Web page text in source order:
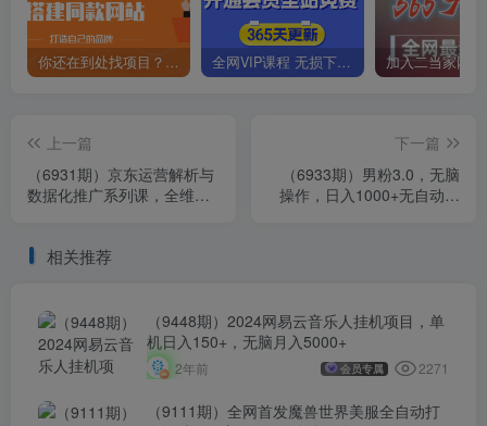
你还在到处找项目？还在当韭菜？我靠卖项目一个月收入5万+，曾经我也是个失败者。 全网VIP课程 无损下载~
上一篇
（6931期）京东运营解析与
数据化推广系列课，全维度
下一篇
（6933期）男粉3.0，无脑
操作，日入1000+无自动变
相关推荐
（9448期）2024网易云音乐人挂机项目，单
机日入150+，无脑月入5000+
2年前 会员专属 2271
（9111期）全网首发魔兽世界美服全自动打